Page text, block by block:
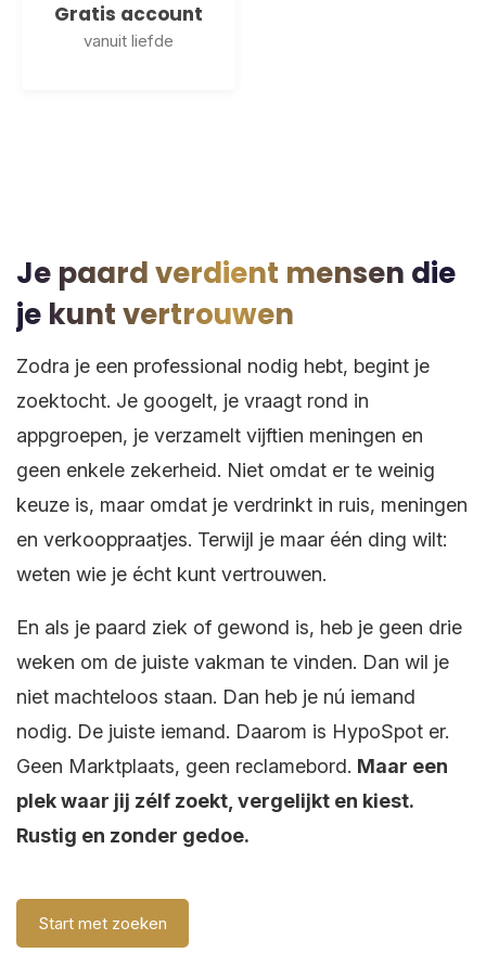
Gratis account
vanuit liefde
Je paard verdient mensen die
je kunt vertrouwen
Zodra je een professional nodig hebt, begint je
zoektocht. Je googelt, je vraagt rond in
appgroepen, je verzamelt vijftien meningen en
geen enkele zekerheid. Niet omdat er te weinig
keuze is, maar omdat je verdrinkt in ruis, meningen
en verkooppraatjes. Terwijl je maar één ding wilt:
weten wie je écht kunt vertrouwen.
En als je paard ziek of gewond is, heb je geen drie
weken om de juiste vakman te vinden. Dan wil je
niet machteloos staan. Dan heb je nú iemand
nodig. De juiste iemand. Daarom is HypoSpot er.
Geen Marktplaats, geen reclamebord. Maar een
plek waar jij zélf zoekt, vergelijkt en kiest.
Rustig en zonder gedoe.
Start met zoeken